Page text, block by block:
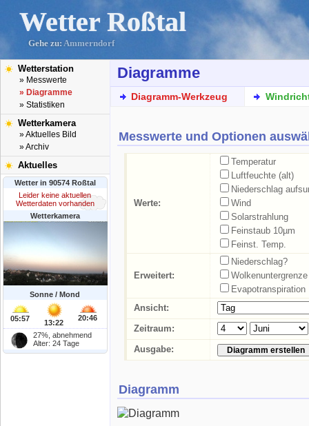
Wetter Roßtal
Gehe zu: Ammerndorf
Wetterstation
» Messwerte
» Diagramme
» Statistiken
Wetterkamera
» Aktuelles Bild
» Archiv
Aktuelles
Wetter in 90574 Roßtal
Leider keine aktuellen
Wetterdaten vorhanden
Wetterkamera
Sonne / Mond
05:57 13:22
20:46
27%, abnehmend
Alter: 24 Tage
Diagramme
Diagramm-Werkzeug
Messwerte und Optionen
Werte:
Temperatur
Luftfeuchte (alt)
Niederschlag
Wind
Solarstrahlung
Feinstaub 10µm
Feinst. Temp.
Erweitert:
Niederschlag?
Evapotranspiration
Ansicht:
Zeitraum:
Ausgabe:
Diagramm